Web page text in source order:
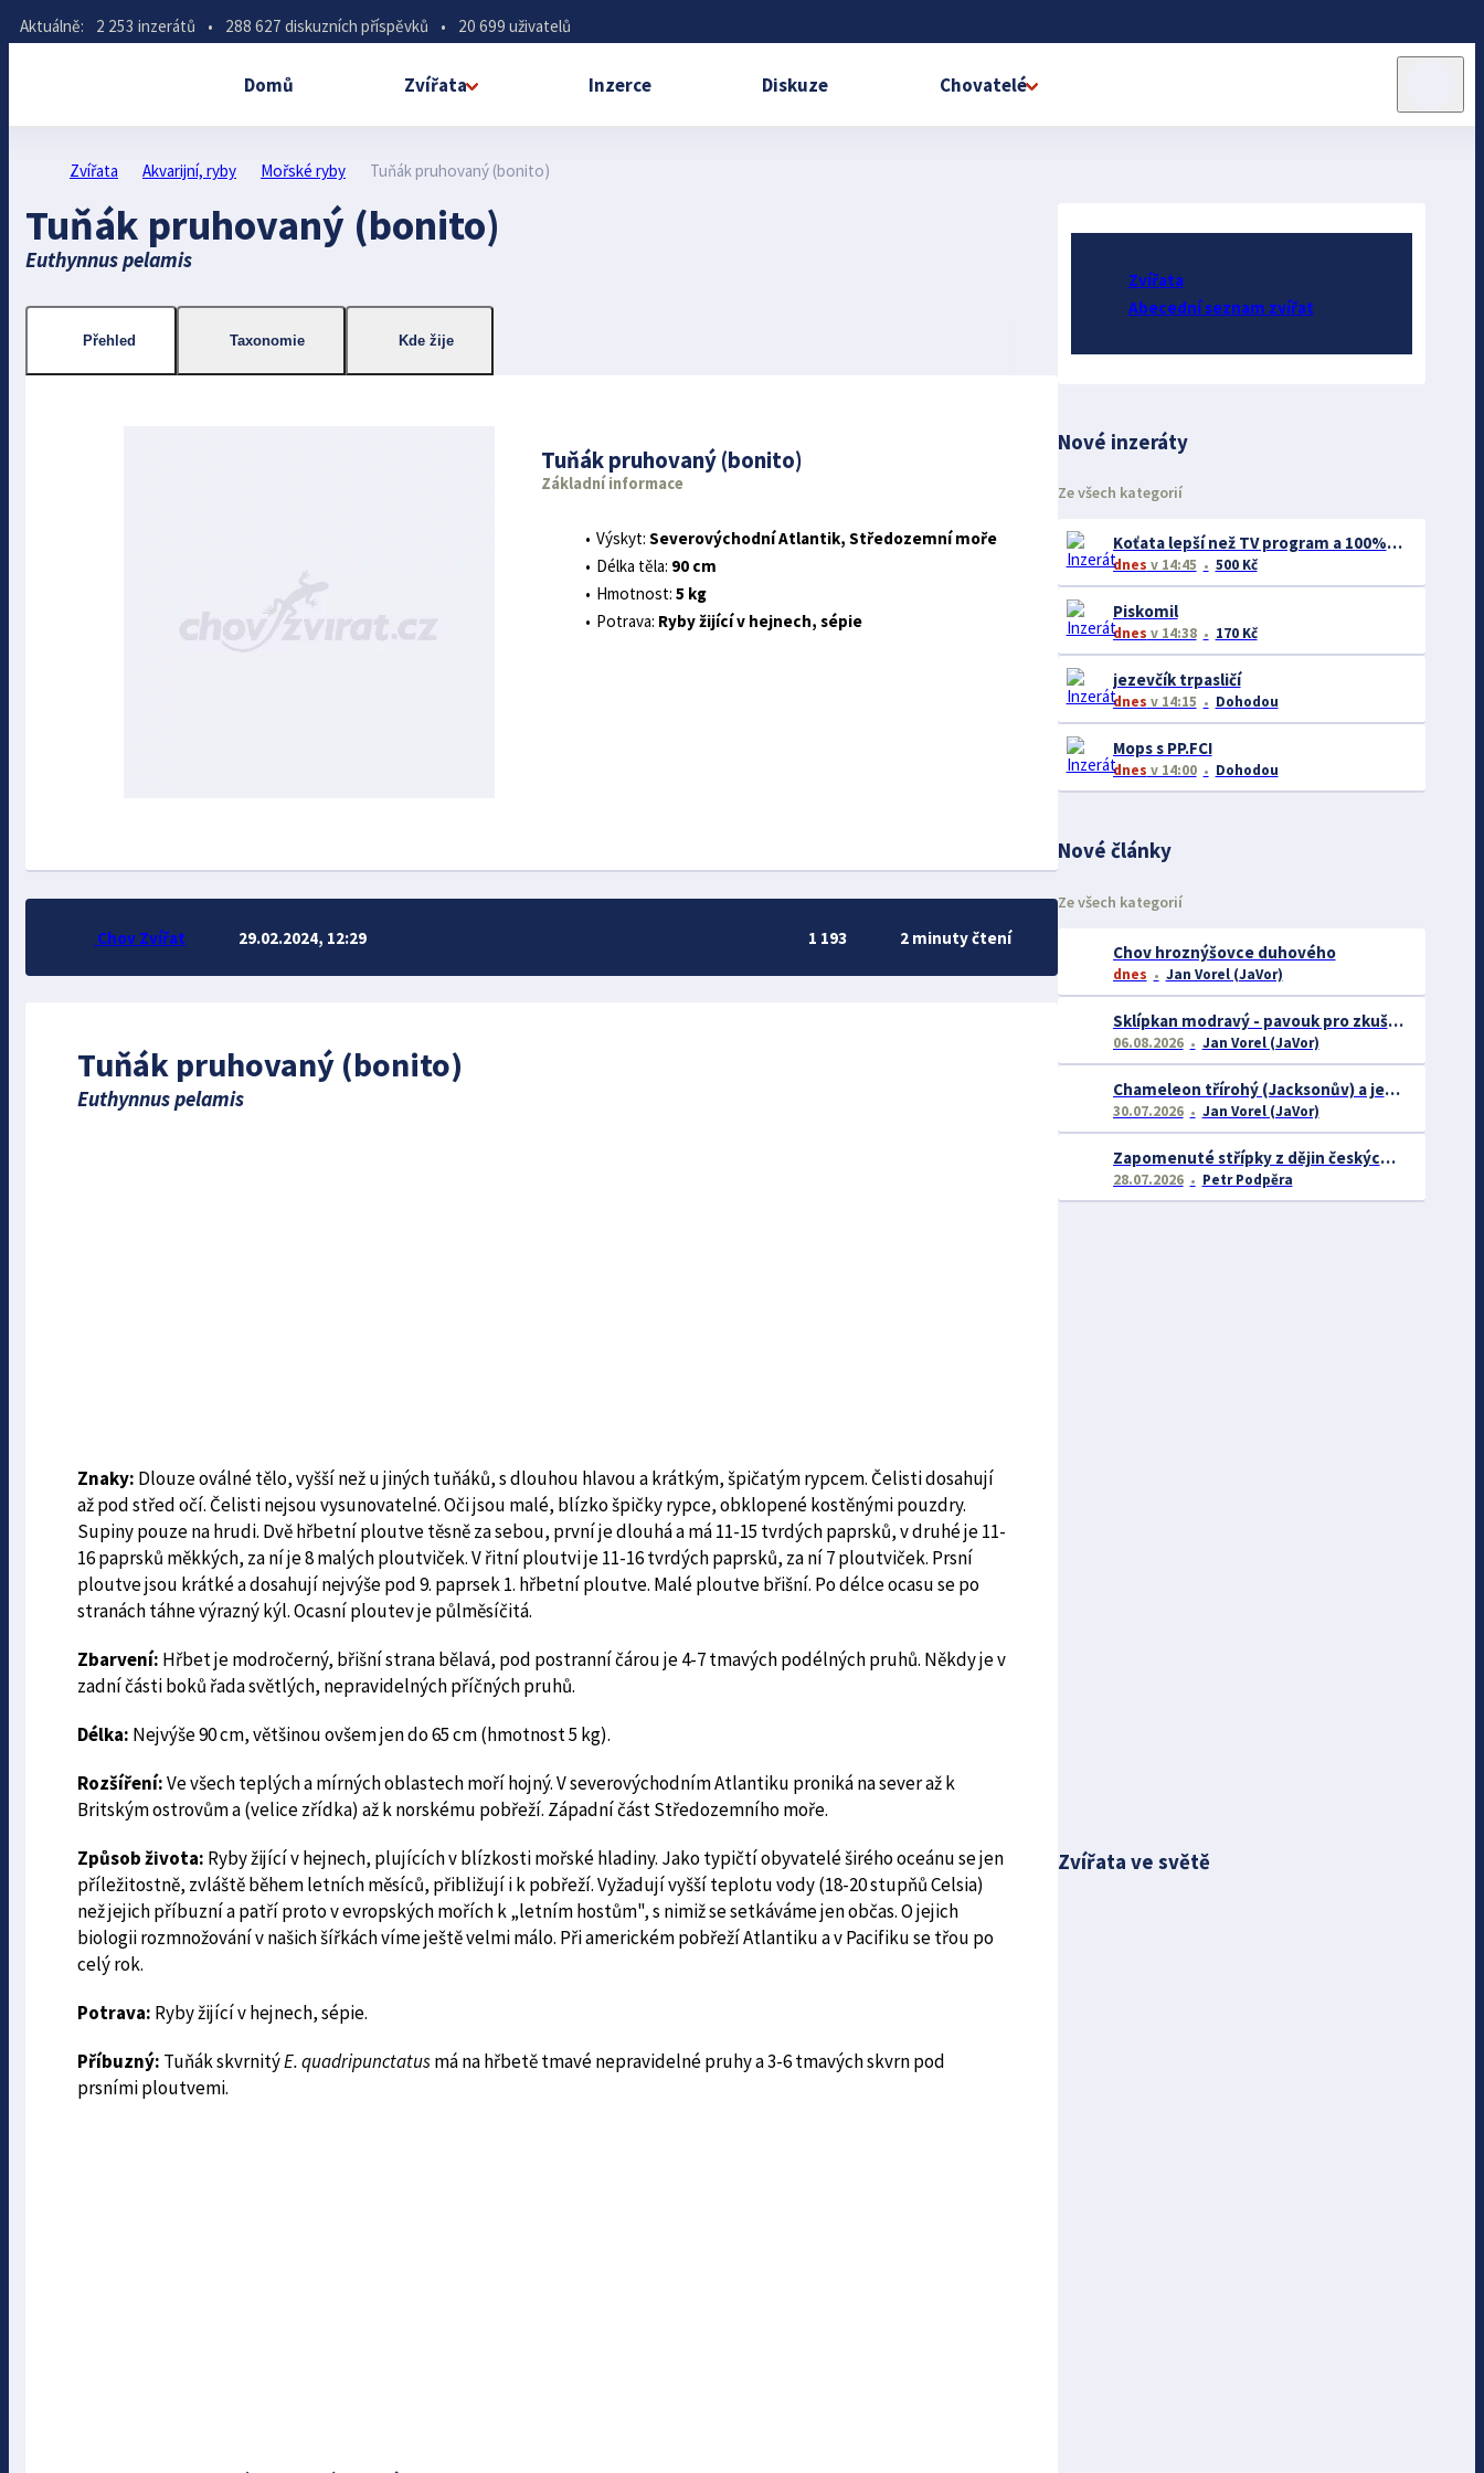
Aktuálně: 2 253 inzerátů • 288 627 diskuzních příspěvků • 20 699 uživatelů
Domů Zvířata Inzerce Diskuze Chovatelé
Zvířata Akvarijní, ryby Mořské ryby Tuňák pruhovaný (bonito)
Tuňák pruhovaný (bonito)
Euthynnus pelamis
Tuňák pruhovaný (bonito)
Euthynnus pelamis
Znaky: Dlouze oválné tělo, vyšší než u jiných tuňáků, s dlouhou hlavou a krátkým, špičatým rypcem. Čelisti dosahují
až pod střed očí. Čelisti nejsou vysunovatelné. Oči jsou malé, blízko špičky rypce, obklopené kostěnými pouzdry.
Supiny pouze na hrudi. Dvě hřbetní ploutve těsně za sebou, první je dlouhá a má 11-15 tvrdých paprsků, v druhé je 11-
16 paprsků měkkých, za ní je 8 malých ploutviček. V řitní ploutvi je 11-16 tvrdých paprsků, za ní 7 ploutviček. Prsní
ploutve jsou krátké a dosahují nejvýše pod 9. paprsek 1. hřbetní ploutve. Malé ploutve břišní. Po délce ocasu se po
stranách táhne výrazný kýl. Ocasní ploutev je půlměsíčitá.
Zbarvení: Hřbet je modročerný, břišní strana bělavá, pod postranní čárou je 4-7 tmavých podélných pruhů. Někdy je v
zadní části boků řada světlých, nepravidelných příčných pruhů.
Délka: Nejvýše 90 cm, většinou ovšem jen do 65 cm (hmotnost 5 kg).
Rozšíření:Ve všech teplých a mírných oblastech moří hojný. V severovýchodním Atlantiku proniká na sever až k
Britským ostrovům a (velice zřídka) až k norskému pobřeží. Západní část Středozemního moře.
Způsob života: Ryby žijící v hejnech, plujících v blízkosti mořské hladiny. Jako typičtí obyvatelé širého oceánu se jen
příležitostně, zvláště během letních měsíců, přibližují i k pobřeží. Vyžadují vyšší teplotu vody (18-20 stupňů Celsia)
než jejich příbuzní a patří proto v evropských mořích k „letním hostům", s nimiž se setkáváme jen občas. O jejich
biologii rozmnožování v našich šířkách víme ještě velmi málo. Při americkém pobřeží Atlantiku a v Pacifiku se třou po
celý rok.
Potrava: Ryby žijící v hejnech, sépie.
Příbuzný: Tuňák skvrnitýE. quadripunctatusmá na hřbetě tmavé nepravidelné pruhy a 3-6 tmavých skvrn pod
prsními ploutvemi.
Přehled Taxonomie Kde žije
Tuňák pruhovaný (bonito)
Základní informace
Výskyt:Severovýchodní Atlantik, Středozemní moře
Délka těla: 90 cm
Hmotnost:5 kg
Potrava: Ryby žijící v hejnech, sépie
Chov Zvířat 29.02.2024, 12:29 1 193 2 minuty čtení
Zvířata
Abecední seznam zvířat
Nové inzeráty
Ze všech kategorií
Koťata lepší než TV program a 100% bez reklam!
dnes v 14:45 500 Kč
Piskomil
dnes v 14:38 170 Kč
jezevčík trpasličí
dnes v 14:15 Dohodou
Mops s PP.FCI
dnes v 14:00 Dohodou
Nové články
Ze všech kategorií
Chov hroznýšovce duhového
dnes Jan Vorel (JaVor)
Sklípkan modravý - pavouk pro zkušené chovatele
06.08.2026 Jan Vorel (JaVor)
Chameleon třírohý (Jacksonův) a jeho chov
30.07.2026 Jan Vorel (JaVor)
Zapomenuté střípky z dějin českých exotářů - 3.část
28.07.2026 Petr Podpěra
Zvířata ve světě